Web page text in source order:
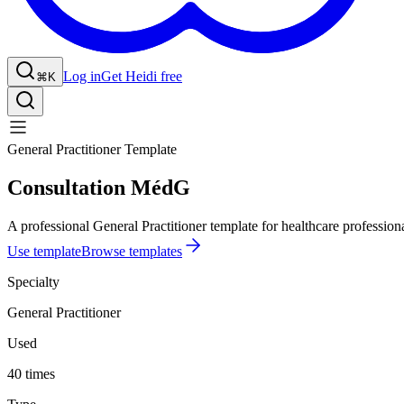
⌘K Log inGet Heidi free
General Practitioner Template
Consultation MédG
A professional General Practitioner template for healthcare
Use templateBrowse templates
Specialty
General Practitioner
Used
40 times